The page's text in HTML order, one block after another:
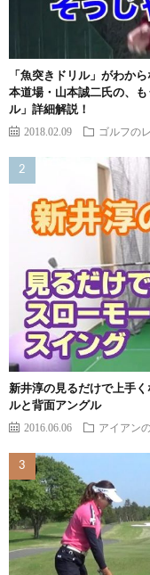
「魚突きドリル」がわか
本道場・山本誠二氏の、
ル」詳細解説！
2018.02.09 ゴルフの
新井淳の見るだけで上手
ルと背面アングル
2016.06.06 アイアン